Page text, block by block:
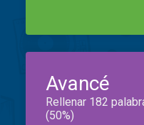
Avancé
Rellenar 182
(50%)